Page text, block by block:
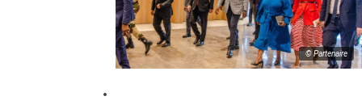
© Partenaire